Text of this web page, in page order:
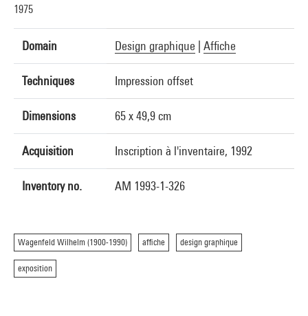
1975
Domain Design graphique Affiche
Techniques Impression offset
Dimensions 65 x 49,9 cm
Acquisition Inscription à l'inventaire, 1992
Inventory no. AM 1993-1-326
Wagenfeld Wilhelm (1900-1990) affiche design graphique
exposition